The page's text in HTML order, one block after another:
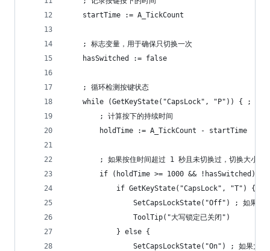
    startTime := A_TickCount
    ; 标志变量，用于确保只切换一次
    hasSwitched := false
    ; 循环检测按键状态
while (GetKeyState("CapsLock", "P")) { ; 如果
        ; 计算按下的持续时间
        holdTime := A_TickCount - startTime
; 如果按住时间超过 1 秒且未切换过，切换大小写
        if (holdTime >= 1000 && !hasSwitched) {
            if GetKeyState("CapsLock", "T") {
SetCapsLockState("Off") ; 如果大写
                ToolTip("大写锁定已关闭")
            } else {
SetCapsLockState("On") ; 如果大写